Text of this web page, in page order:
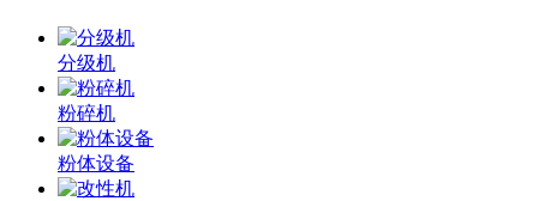
分级机
粉碎机
粉体设备